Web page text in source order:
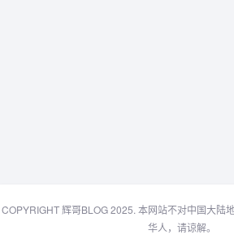
COPYRIGHT 辉哥BLOG 2025. 本网站不对中国大陆
华人，请谅解。